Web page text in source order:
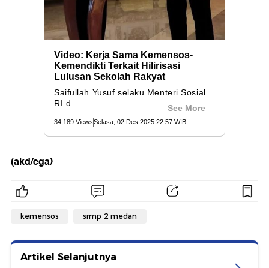
(akd/ega)
kemensos srmp 2 medan
Artikel Selanjutnya